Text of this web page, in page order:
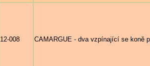
12-008 CAMARGUE - dva vzpínající se koně